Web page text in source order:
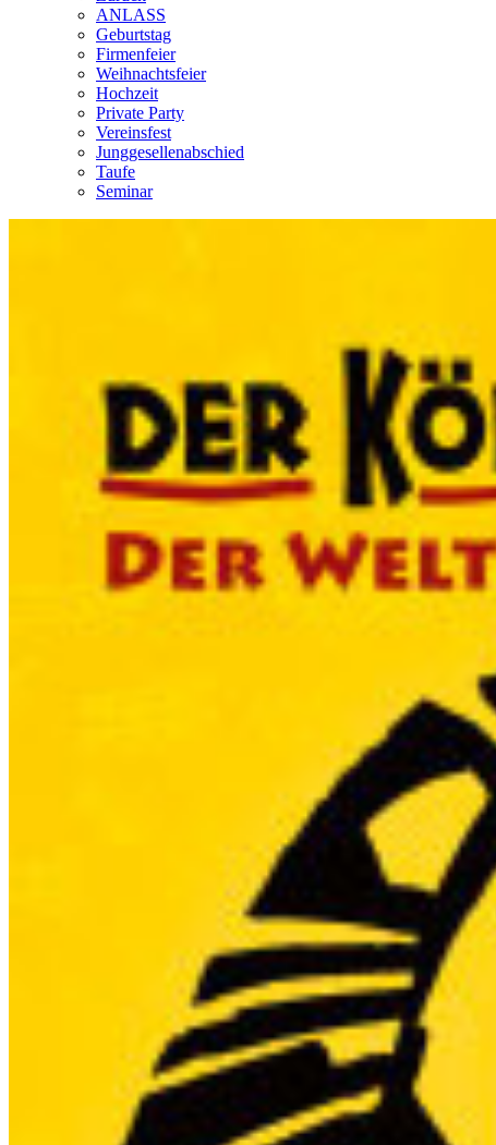
ANLASS
Geburtstag
Firmenfeier
Weihnachtsfeier
Hochzeit
Private Party
Vereinsfest
Junggesellenabschied
Taufe
Seminar